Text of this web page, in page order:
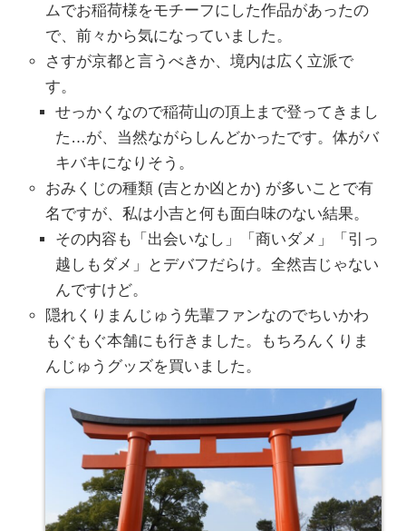
ムでお稲荷様をモチーフにした作品があったの
で、前々から気になっていました。
さすが京都と言うべきか、境内は広く立派で
す。
せっかくなので稲荷山の頂上まで登ってきまし
た…が、当然ながらしんどかったです。体がバ
キバキになりそう。
おみくじの種類 (吉とか凶とか) が多いことで有
名ですが、私は小吉と何も面白味のない結果。
その内容も「出会いなし」「商いダメ」「引っ
越しもダメ」とデバフだらけ。全然吉じゃない
んですけど。
隠れくりまんじゅう先輩ファンなのでちいかわ
もぐもぐ本舗にも行きました。もちろんくりま
んじゅうグッズを買いました。